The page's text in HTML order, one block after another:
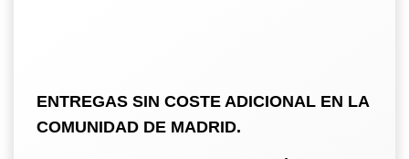
ENTREGAS SIN COSTE ADICIONAL EN LA
COMUNIDAD DE MADRID.